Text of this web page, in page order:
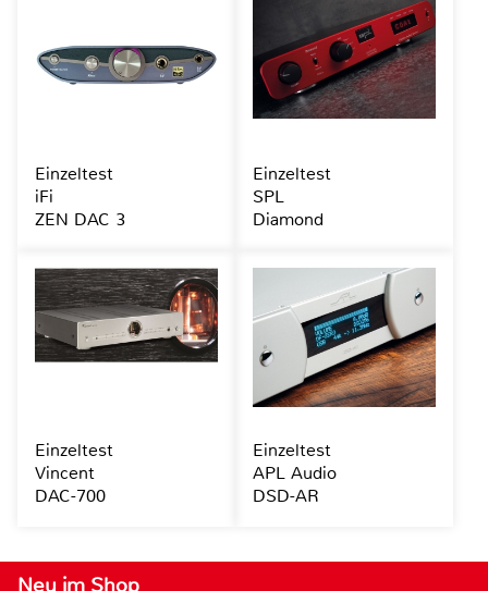
Neu im Shop
Einzeltest
iFi
ZEN DAC 3
Einzeltest
SPL
Diamond
Einzeltest
Vincent
DAC-700
Einzeltest
APL Audio
DSD-AR